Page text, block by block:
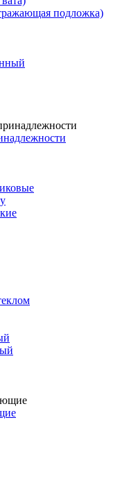
подложка)